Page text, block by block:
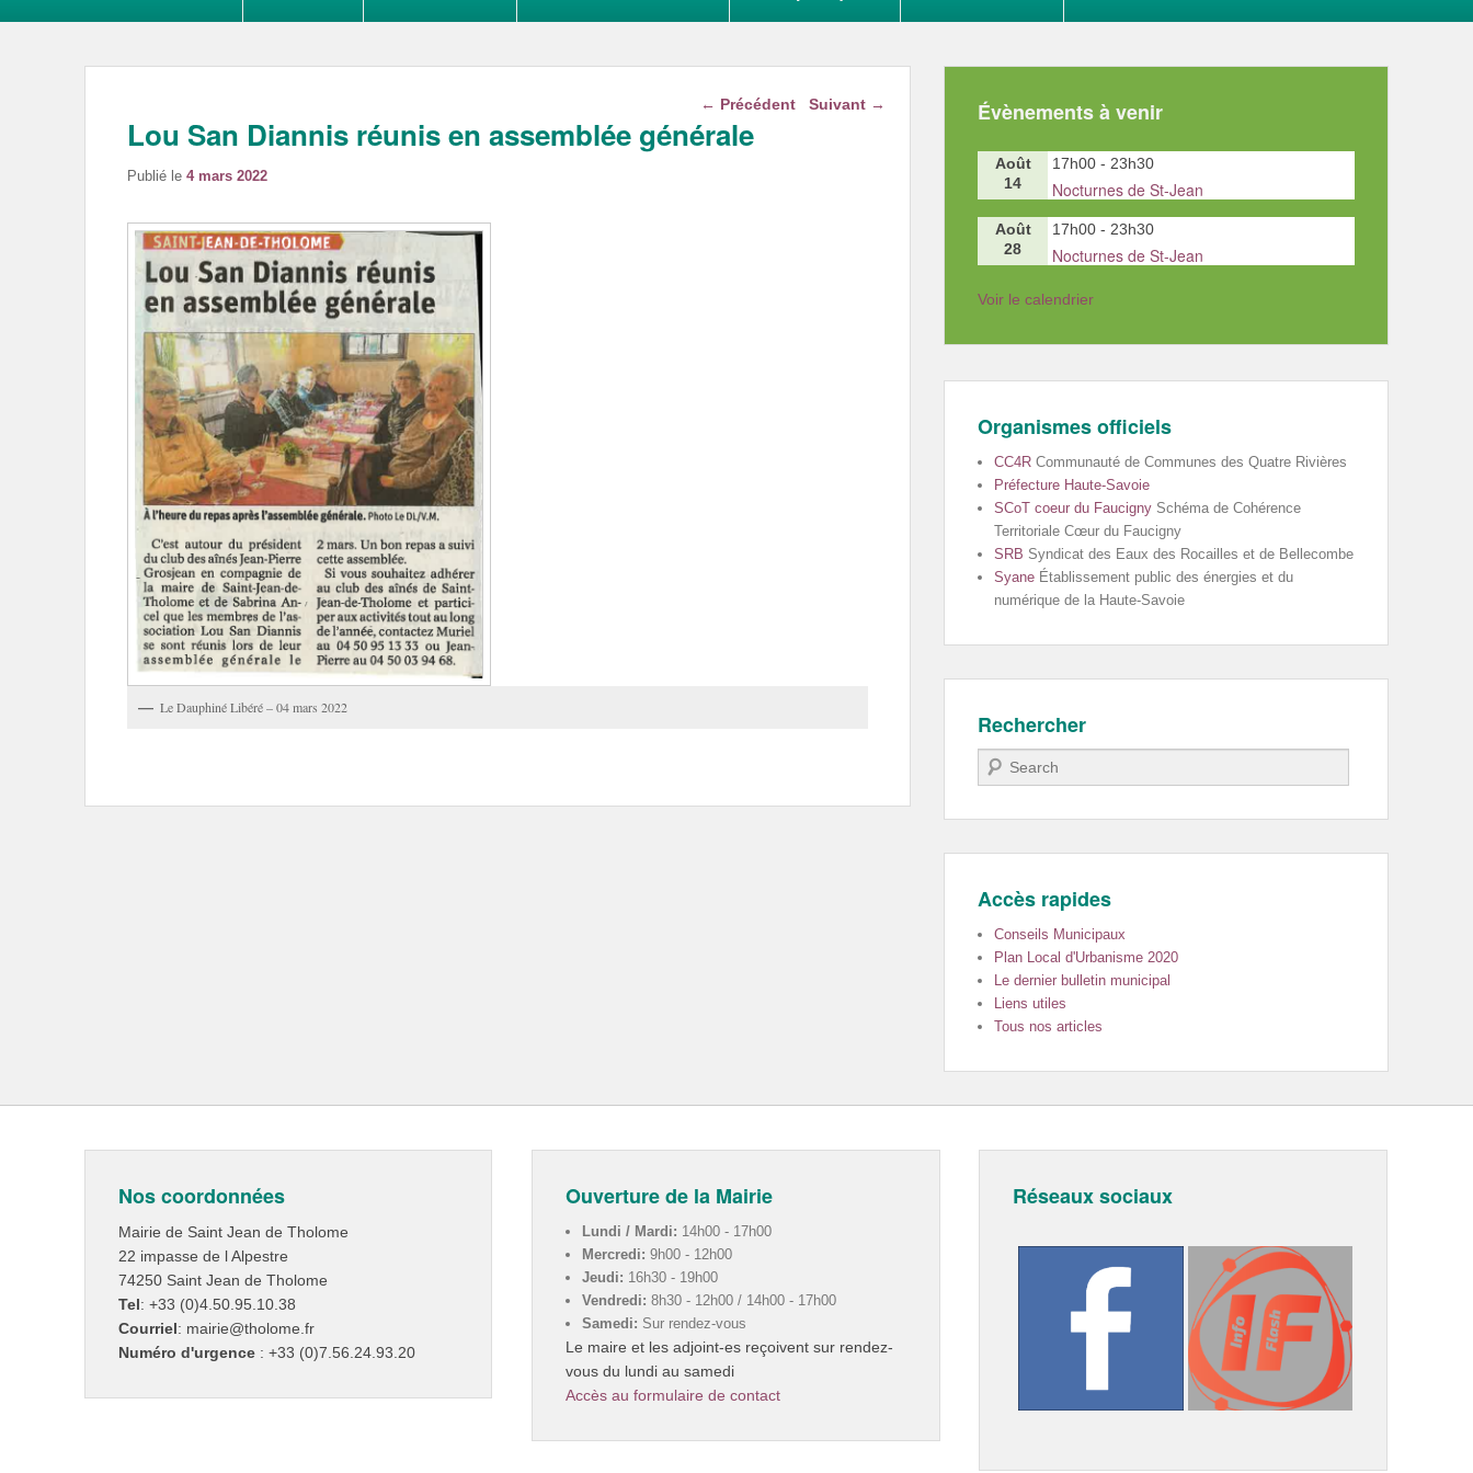
Navigation dans les
← Précédent Suivant →
Lou San Diannis réunis en assemblée générale
Publié le 4 mars 2022
Le Dauphiné Libéré – 04 mars 2022
Évènements à venir
Août
14
17h00 - 23h30
Nocturnes de St-Jean
Août
28
17h00 - 23h30
Nocturnes de St-Jean
Voir le calendrier
Organismes officiels
CC4R Communauté de Communes des Quatre Rivières
Préfecture Haute-Savoie
SCoT coeur du Faucigny Schéma de Cohérence
Territoriale Cœur du Faucigny
SRB Syndicat des Eaux des Rocailles et de Bellecombe
Syane Établissement public des énergies et du
numérique de la Haute-Savoie
Rechercher
Recherche
Accès rapides
Conseils Municipaux
Plan Local d'Urbanisme 2020
Le dernier bulletin municipal
Liens utiles
Tous nos articles
Nos coordonnées
Mairie de Saint Jean de Tholome
22 impasse de l Alpestre
74250 Saint Jean de Tholome
Tel: +33 (0)4.50.95.10.38
Courriel: mairie@tholome.fr
Numéro d'urgence : +33 (0)7.56.24.93.20
Ouverture de la Mairie
Lundi / Mardi: 14h00 - 17h00
Mercredi: 9h00 - 12h00
Jeudi: 16h30 - 19h00
Vendredi: 8h30 - 12h00 / 14h00 - 17h00
Samedi: Sur rendez-vous
Le maire et les adjoint-es reçoivent sur rendez-
vous du lundi au samedi
Accès au formulaire de contact
Réseaux sociaux